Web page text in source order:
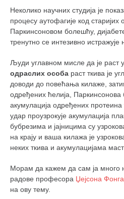
Неколико научних студија је
процесу аутофагије код старијих
Паркинсоновом болешћу,
тренутно се интезивно
Људи углавном мисле да је раст
одраслих особа раст ткива је
доводи до повећања килаже,
одређених ћелија, Паркинсонова
акумулација одређених
удар проузрокује акумулација
бубрезима и јајницима су
на крају и ваша килажа је
неких ткива и акумулацијама
Морам да кажем да сам ја много
радове професора Џејсона Фонга
на ову тему.